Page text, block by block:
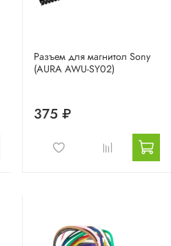
Разъем для магнитол Sony
(AURA AWU-SY02)
375 ₽